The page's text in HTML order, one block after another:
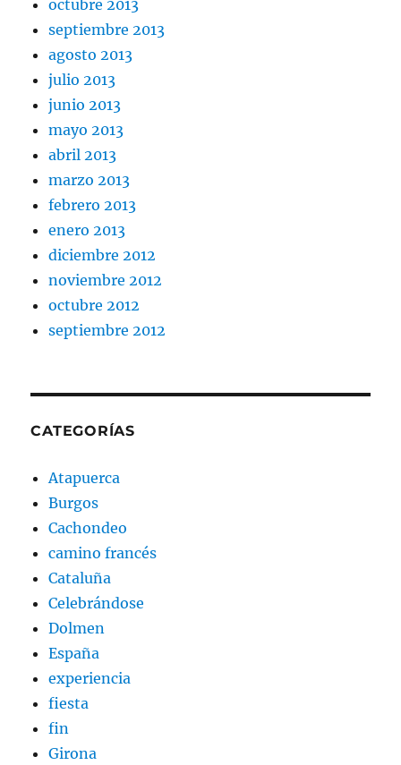
octubre 2013
septiembre 2013
agosto 2013
julio 2013
junio 2013
mayo 2013
abril 2013
marzo 2013
febrero 2013
enero 2013
diciembre 2012
noviembre 2012
octubre 2012
septiembre 2012
CATEGORÍAS
Atapuerca
Burgos
Cachondeo
camino francés
Cataluña
Celebrándose
Dolmen
España
experiencia
fiesta
fin
Girona